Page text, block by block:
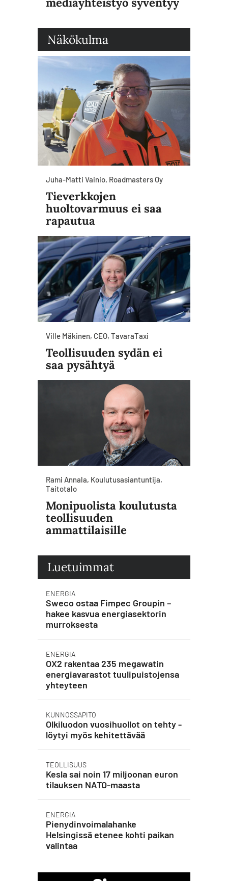
Näkökulma
Juha-Matti Vainio, Roadmasters Oy
Tieverkkojen
huoltovarmuus ei saa
rapautua
Ville Mäkinen, CEO, TavaraTaxi
Teollisuuden sydän ei
saa pysähtyä
Rami Annala, Koulutusasiantuntija,
Taitotalo
Monipuolista koulutusta
teollisuuden
ammattilaisille
Luetuimmat
ENERGIA
Sweco ostaa Fimpec Groupin –
hakee kasvua energiasektorin
murroksesta
ENERGIA
OX2 rakentaa 235 megawatin
energiavarastot tuulipuistojensa
yhteyteen
KUNNOSSAPITO
Olkiluodon vuosihuollot on tehty -
löytyi myös kehitettävää
TEOLLISUUS
Kesla sai noin 17 miljoonan euron
tilauksen NATO-maasta
ENERGIA
Pienydinvoimalahanke
Helsingissä etenee kohti paikan
valintaa